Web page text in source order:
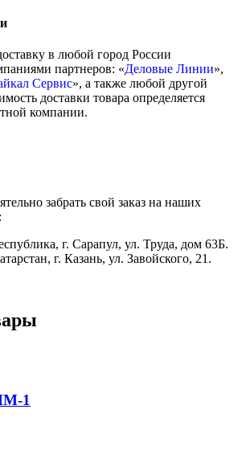
в любой город России
партнеров: «Деловые Линии»,
Сервис», а также любой другой
доставки товара определяется
компании.
забрать свой заказ на наших
г. Сарапул, ул. Труда, дом 63Б.
г. Казань, ул. Завойского, 21.
1